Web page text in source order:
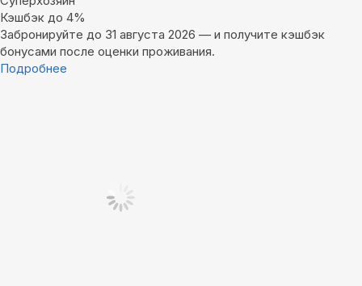
Кэшбэк до 4%
Забронируйте до 31 августа 2026 — и получите кэшбэк
бонусами после оценки проживания.
Подробнее